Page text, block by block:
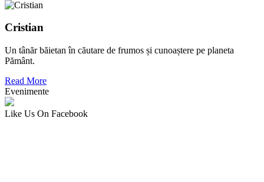
Cristian
Un tânăr băietan în căutare de frumos și cunoaștere pe planeta
Pământ.
Read More
Evenimente
Like Us On Facebook